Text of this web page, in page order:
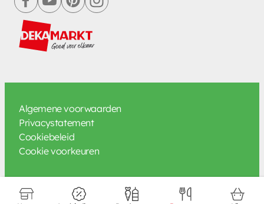
facebookyoutubepinterestinstagram
Algemene voorwaarden
Privacystatement
Cookiebeleid
Cookie voorkeuren